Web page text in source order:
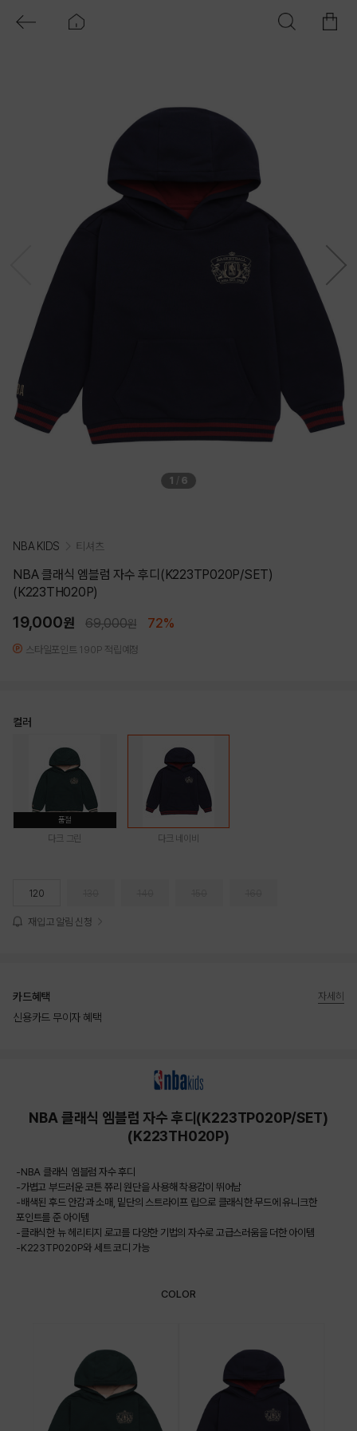
1 / 6
NBA KIDS 티셔츠
NBA 클래식 엠블럼 자수 후디(K223TP020P/SET)
(K223TH020P)
19,000원 69,000원 72%
스타일포인트 190P 적립예정
컬러
품절
다크 그린 다크 네이비
120
재입고 알림 신청
카드혜택
신용카드 무이자 혜택
자세히
NBA 클래식 엠블럼 자수 후디(K223TP020P/SET)
(K223TH020P)
-NBA 클래식 엠블럼 자수 후디
-가볍고 부드러운 코튼 쮸리 원단을 사용해 착용감이 뛰어남
-배색된 후드 안감과 소매, 밑단의 스트라이프 립으로 클래식한 무드에 유니크한
포인트를 준 아이템
-클래식한 뉴 헤리티지 로고를 다양한 기법의 자수로 고급스러움을 더한 아이템
-K223TP020P와 세트 코디 가능
COLOR